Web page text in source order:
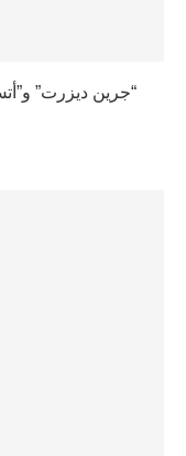
“جرين ديزرت”